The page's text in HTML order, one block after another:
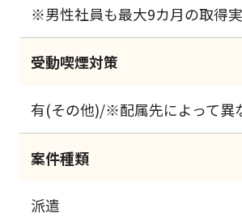
※男性社員も最大9カ月の取得
受動喫煙対策
有(その他)/※配属先によって異
案件種類
派遣